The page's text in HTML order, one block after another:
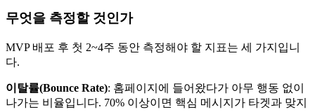
무엇을 측정할 것인가
MVP 배포 후 첫 2~4주 동안 측정해야 할 지표는 세 가지입니
다.
이탈률(Bounce Rate): 홈페이지에 들어왔다가 아무 행동 없이
나가는 비율입니다. 70% 이상이면 핵심 메시지가 타겟과 맞지